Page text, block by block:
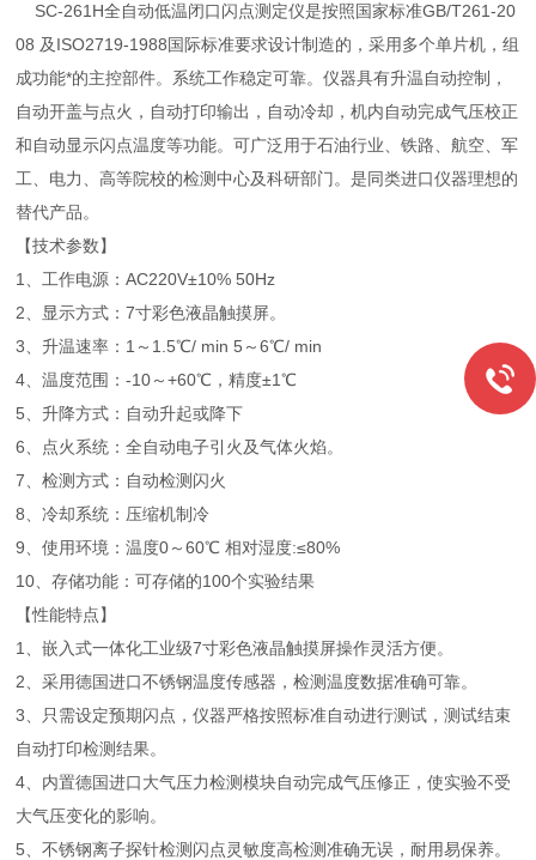
SC-261H全自动低温闭口闪点测定仪是按照国家标准GB/T261-20
08 及ISO2719-1988国际标准要求设计制造的，采用多个单片机，组
成功能*的主控部件。系统工作稳定可靠。仪器具有升温自动控制，
自动开盖与点火，自动打印输出，自动冷却，机内自动完成气压校正
和自动显示闪点温度等功能。可广泛用于石油行业、铁路、航空、军
工、电力、高等院校的检测中心及科研部门。是同类进口仪器理想的
替代产品。
【技术参数】
1、工作电源：AC220V±10% 50Hz
2、显示方式：7寸彩色液晶触摸屏。
3、升温速率：1～1.5℃/ min 5～6℃/ min
4、温度范围：-10～+60℃，精度±1℃
5、升降方式：自动升起或降下
6、点火系统：全自动电子引火及气体火焰。
7、检测方式：自动检测闪火
8、冷却系统：压缩机制冷
9、使用环境：温度0～60℃ 相对湿度:≤80%
10、存储功能：可存储的100个实验结果
【性能特点】
1、嵌入式一体化工业级7寸彩色液晶触摸屏操作灵活方便。
2、采用德国进口不锈钢温度传感器，检测温度数据准确可靠。
3、只需设定预期闪点，仪器严格按照标准自动进行测试，测试结束
自动打印检测结果。
4、内置德国进口大气压力检测模块自动完成气压修正，使实验不受
大气压变化的影响。
5、不锈钢离子探针检测闪点灵敏度高检测准确无误，耐用易保养。